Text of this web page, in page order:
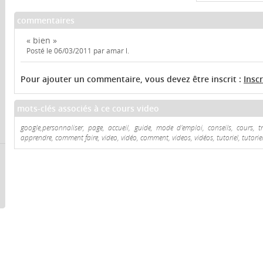
commentaires
« bien »
Posté le 06/03/2011 par amar l.
Pour ajouter un commentaire, vous devez être inscrit :
mots-clés associés à ce cours video
google,personnaliser, page, accueil, guide, mode d'emploi, conseils, cours,
apprendre, comment faire, video, vidéo, comment, videos, vidéos, tutoriel,